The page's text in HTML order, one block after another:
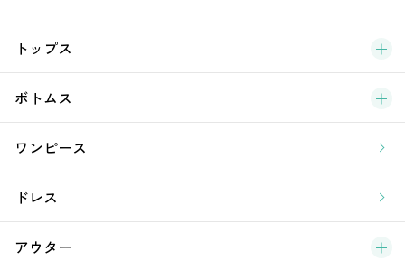
ブ
新
ラ
ア
トップス
ボトムス
ワンピース
ドレス
アウター